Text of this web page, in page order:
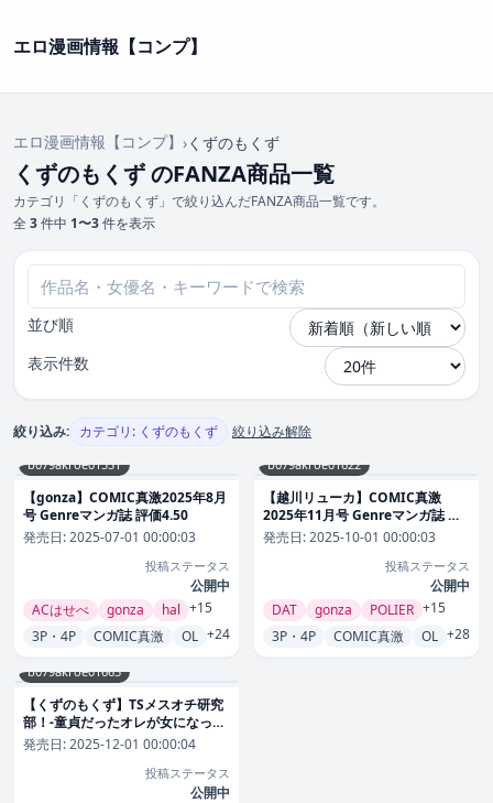
エロ漫画情報【コンプ】
エロ漫画情報【コンプ】 ›くずのもくず
くずのもくず のFANZA商品一覧
カテゴリ「くずのもくず」で絞り込んだFANZA商品一覧です。
全 3件中 1〜3件を表示
並び順
表示件数
絞り込み: カテゴリ: くずのもくず 絞り込み解除
b079akroe01551
【gonza】COMIC真激2025年8月
号 Genreマンガ誌 評価4.50
発売日:2025-07-01 00:00:03
投稿ステータス
公開中
ACはせべ
gonza hal +15
3P・4P
COMIC真激 OL +24
b079akroe01622
【越川リューカ】COMIC真激
2025年11月号 Genreマンガ誌 評
価4.00
発売日:2025-10-01 00:00:03
投稿ステータス
公開中
DAT
gonza POLIER +15
3P・4P
COMIC真激 OL +28
b079akroe01665
【くずのもくず】TSメスオチ研究
部！-童貞だったオレが女になって
催淫アプリでビッチになっちゃっ
た話- Genre辱め 評価4.50
発売日:2025-12-01 00:00:04
投稿ステータス
公開中